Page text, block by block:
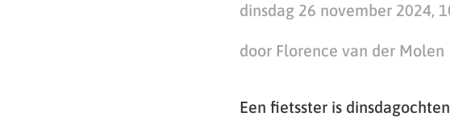
dinsdag 26 november 2024,
door Florence van der Molen
Een fietsster is